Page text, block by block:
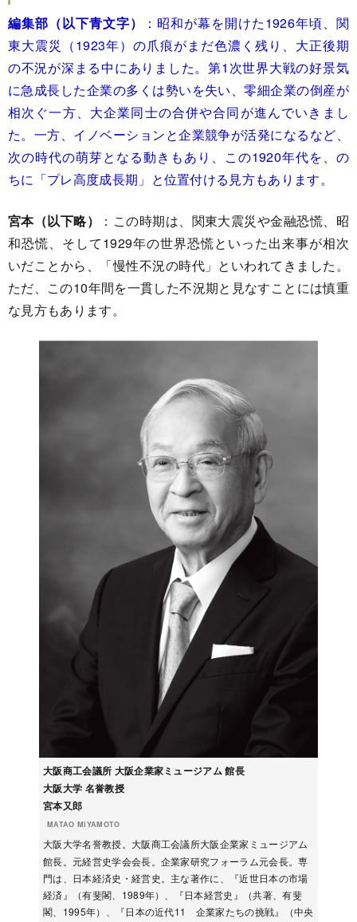
編集部（以下青文字）
：昭和が幕を開けた1926年頃、関
東大震災（1923年）の爪痕がまだ色濃く残り、大正後期
の不況が深まる中にありました。第1次世界大戦の好景気
に急成長した企業の多くは勢いを失い、零細企業の倒産が
相次ぐ一方、大企業同士の合併や合同が進んでいきまし
た。一方、イノベーションと企業競争が活発になるなど、
次の時代の萌芽となる動きもあり、この1920年代を、の
ちに「プレ高度成長期」と位置付ける見方もあります。
宮本（以下略）
：この時期は、関東大震災や金融恐慌、昭
和恐慌、そして1929年の世界恐慌といった出来事が相次
いだことから、「慢性不況の時代」といわれてきました。
ただ、この10年間を一貫した不況期と見なすことには慎重
な見方もあります。
大阪商工会議所 大阪企業家ミュージアム 館長
大阪大学 名誉教授
宮本又郎
MATAO MIYAMOTO
大阪大学名誉教授。大阪商工会議所大阪企業家ミュージアム
館長。元経営史学会会長。企業家研究フォーラム元会長。専
門は、日本経済史・経営史。主な著作に、『近世日本の市場
経済』（有斐閣、1989年）、『日本経営史』（共著、有斐
閣、1995年）、『日本の近代11 企業家たちの挑戦』（中央